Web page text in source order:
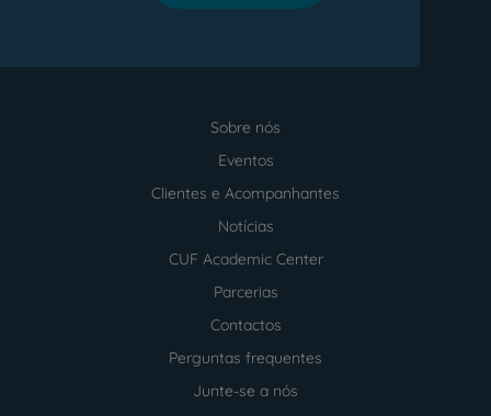
Sobre nós
Eventos
Clientes e Acompanhantes
Notícias
CUF Academic Center
Parcerias
Contactos
Perguntas frequentes
Junte-se a nós